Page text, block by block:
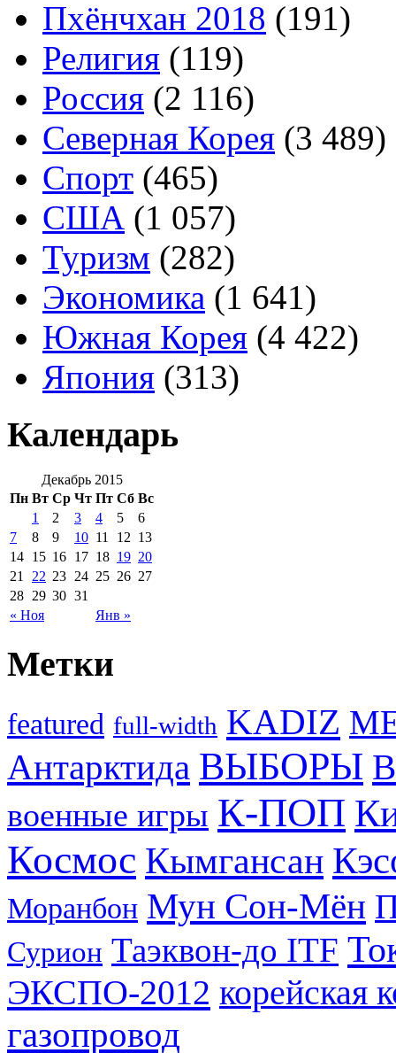
Пхёнчхан 2018 (191)
Религия (119)
Россия (2 116)
Северная Корея (3 489)
Спорт (465)
США (1 057)
Туризм (282)
Экономика (1 641)
Южная Корея (4 422)
Япония (313)
Календарь
Декабрь 2015
Пн Вт Ср Чт Пт Сб Вс
« Ноя Янв »
1 2 3 4 5
6
7
8 9 10 11 12 13
14 15 16 17 18 19 20
21
22 23 24 25 26 27
28 29 30 31
Метки
featured full-width KADIZ
Антарктида ВЫБОРЫ
военные игры К-ПОП
Космос Кымгансан
Моранбон Мун Сон-Мён
Сурион Таэквон-до ITF
ЭКСПО-2012 корейская
газопровод